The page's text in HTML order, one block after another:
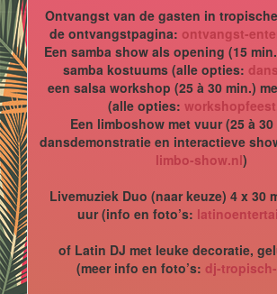
Ontvangst van de gasten in
de ontvangstpagina: ontvangst-
Een samba show als opening (15
samba kostuums (alle opties:
een salsa workshop (25 à 30 min.)
(alle opties:
Een limboshow met vuur (25 à 30
dansdemonstratie en interactieve
limbo-show.nl)
Livemuziek Duo (naar keuze) 4 x 30
uur (info en foto’s:
of Latin DJ met leuke decoratie,
(meer info en foto’s: dj-